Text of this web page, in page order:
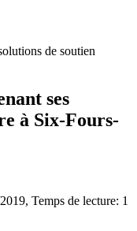
de soutien
ses
à Six-Fours-
, Temps de lecture: 1